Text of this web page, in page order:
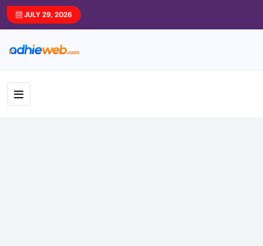
JULY 29, 2026